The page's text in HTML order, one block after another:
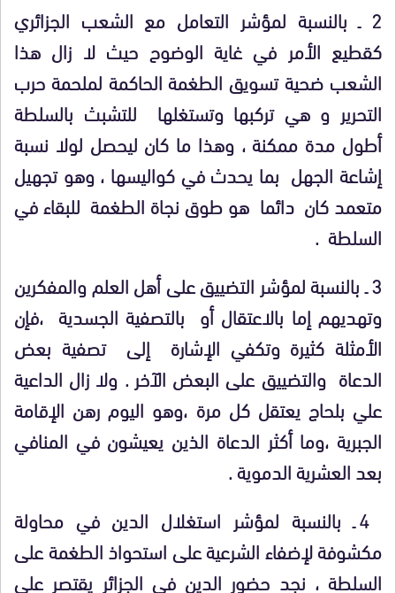
2 ـ بالنسبة لمؤشر التعامل مع الشعب الجزائري
كقطيع الأمر في غاية الوضوح حيث لا زال هذا
الشعب ضحية تسويق الطغمة الحاكمة لملحمة حرب
التحرير و هي تركبها وتستغلها للتشبث بالسلطة
أطول مدة ممكنة ، وهذا ما كان ليحصل لولا نسبة
إشاعة الجهل بما يحدث في كواليسها ، وهو تجهيل
متعمد كان دائما هو طوق نجاة الطغمة للبقاء في
السلطة .
3 ـ بالنسبة لمؤشر التضييق على أهل العلم والمفكرين
وتهديهم إما بالاعتقال أو بالتصفية الجسدية ،فإن
الأمثلة كثيرة وتكفي الإشارة إلى تصفية بعض
الدعاة والتضييق على البعض الآخر . ولا زال الداعية
علي بلحاج يعتقل كل مرة ،وهو اليوم رهن الإقامة
الجبرية ،وما أكثر الدعاة الذين يعيشون في المنافي
بعد العشرية الدموية .
4 ـ بالنسبة لمؤشر استغلال الدين في محاولة
مكشوفة لإضفاء الشرعية على استحواذ الطغمة على
السلطة ، نجد حضور الدين في الجزائر يقتصر على